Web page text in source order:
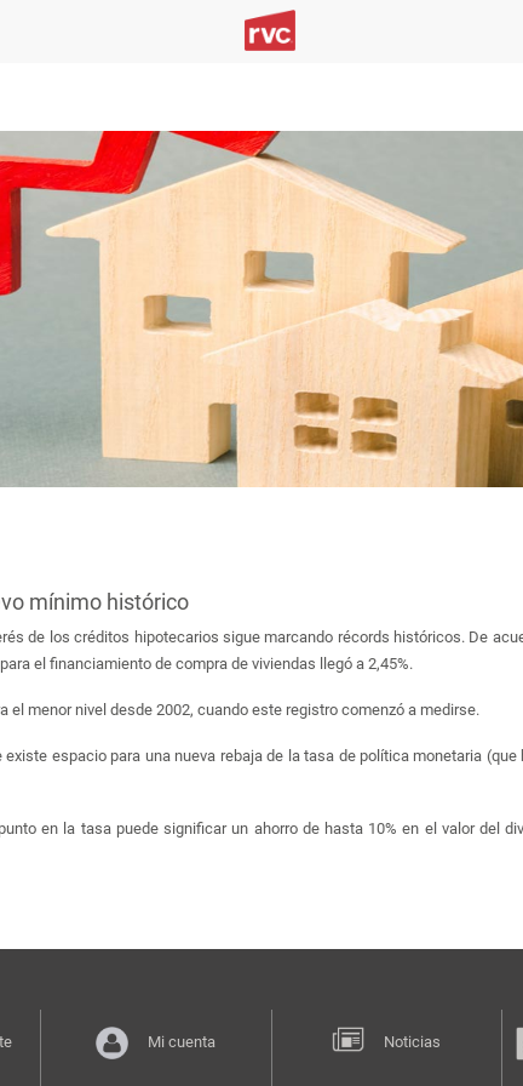
mínimo histórico
de los créditos hipotecarios sigue marcando récords históricos. De
el financiamiento de compra de viviendas llegó a 2,45%.
el menor nivel desde 2002, cuando este registro comenzó a medirse.
espacio para una nueva rebaja de la tasa de política monetaria
en la tasa puede significar un ahorro de hasta 10% en el valor del
Mi cuenta Noticias